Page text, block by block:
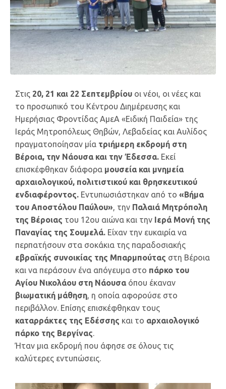
Στις 20, 21 και 22 Σεπτεμβρίου οι νέοι, οι νέες και
το προσωπικό του Κέντρου Διημέρευσης και
Ημερήσιας Φροντίδας ΑμεΑ «Ειδική Παιδεία» της
Ιεράς Μητροπόλεως Θηβών, Λεβαδείας και Αυλίδος
πραγματοποίησαν μία τριήμερη εκδρομή στη
Βέροια, την Νάουσα και την Έδεσσα. Εκεί
επισκέφθηκαν διάφορα μουσεία και μνημεία
αρχαιολογικού, πολιτιστικού και θρησκευτικού
ενδιαφέροντος. Εντυπωσιάστηκαν από το «Βήμα
του Αποστόλου Παύλου», την Παλαιά Μητρόπολη
της Βέροιας του 12ου αιώνα και την Ιερά Μονή της
Παναγίας της Σουμελά. Είχαν την ευκαιρία να
περπατήσουν στα σοκάκια της παραδοσιακής
εβραϊκής συνοικίας της Μπαρμπούτας στη Βέροια
και να περάσουν ένα απόγευμα στο πάρκο του
Αγίου Νικολάου στη Νάουσα όπου έκαναν
βιωματική μάθηση, η οποία αφορούσε στο
περιβάλλον. Επίσης επισκέφθηκαν τους
καταρράκτες της Εδέσσης και το αρχαιολογικό
πάρκο της Βεργίνας.
Ήταν μια εκδρομή που άφησε σε όλους τις
καλύτερες εντυπώσεις.